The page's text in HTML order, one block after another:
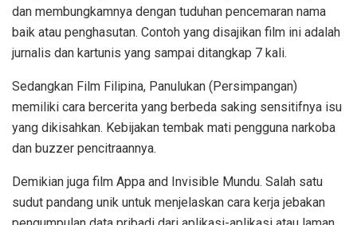
dan membungkamnya dengan tuduhan pencemaran nama
baik atau penghasutan. Contoh yang disajikan film ini adalah
jurnalis dan kartunis yang sampai ditangkap 7 kali.
Sedangkan Film Filipina, Panulukan (Persimpangan)
memiliki cara bercerita yang berbeda saking sensitifnya isu
yang dikisahkan. Kebijakan tembak mati pengguna narkoba
dan buzzer pencitraannya.
Demikian juga film Appa and Invisible Mundu. Salah satu
sudut pandang unik untuk menjelaskan cara kerja jebakan